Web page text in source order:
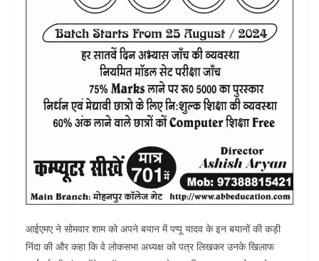
आईएमए ने सोमवार शाम को अपने बयान में पप्पू यादव के इन बयानों की कड़ी
निंदा की और कहा कि वे लोकसभा अध्यक्ष को पत्र लिखकर उनके खिलाफ